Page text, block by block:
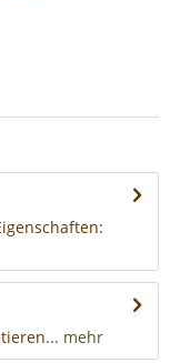
mehr